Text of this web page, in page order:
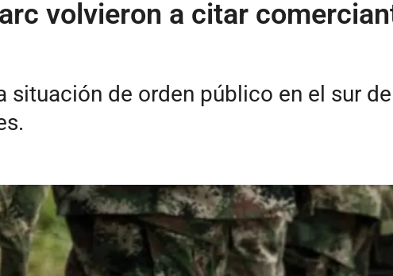
volvieron a citar
situación de orden público en el sur